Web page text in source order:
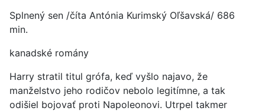
Splnený sen /číta Antónia Kurimský Oľšavská/ 686
min.
kanadské romány
Harry stratil titul grófa, keď vyšlo najavo, že
manželstvo jeho rodičov nebolo legitímne, a tak
odišiel bojovať proti Napoleonovi. Utrpel takmer